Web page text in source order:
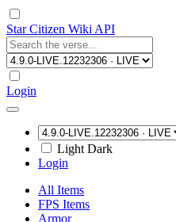
Star Citizen Wiki API
Login
Light Dark
Login
All Items
FPS Items
Armor